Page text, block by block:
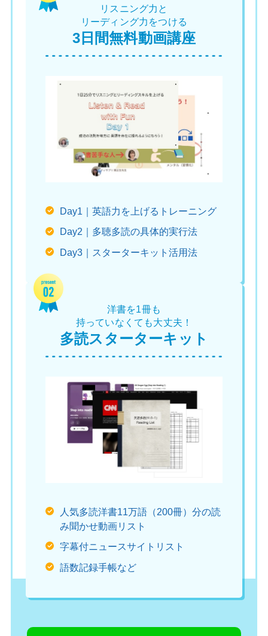
リスニング力と
リーディング力をつける
3日間無料動画講座
Day1｜英語力を上げるトレーニング
Day2｜多聴多読の具体的実行法
Day3｜スターターキット活用法
洋書を1冊も
持っていなくても大丈夫！
多読スターターキット
人気多読洋書11万語（200冊）分の読
み聞かせ動画リスト
字幕付ニュースサイトリスト
語数記録手帳など